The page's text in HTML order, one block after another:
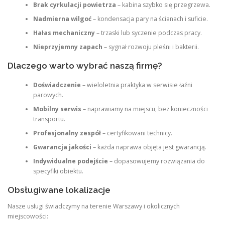
Brak cyrkulacji powietrza – kabina szybko się przegrzewa.
Nadmierna wilgoć– kondensacja pary na ścianach i suficie.
Hałas mechaniczny– trzaski lub syczenie podczas pracy.
Nieprzyjemny zapach – sygnał rozwoju pleśni i bakterii.
Dlaczego warto wybrać naszą firmę?
Doświadczenie – wieloletnia praktyka w serwisie łaźni
parowych.
Mobilny serwis – naprawiamy na miejscu, bez konieczności
transportu.
Profesjonalny zespół– certyfikowani technicy.
Gwarancja jakości – każda naprawa objęta jest gwarancją.
Indywidualne podejście – dopasowujemy rozwiązania do
specyfiki obiektu.
Obsługiwane lokalizacje
Nasze usługi świadczymy na terenie Warszawy i okolicznych
miejscowości: